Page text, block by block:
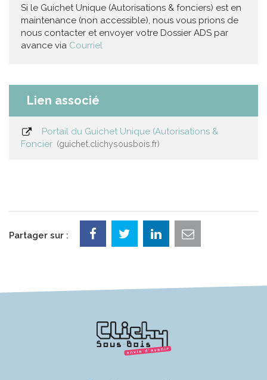
Si le Guichet Unique (Autorisations & fonciers) est en
maintenance (non accessible), nous vous prions de
nous contacter et envoyer votre Dossier ADS par
avance via Courriel
Lien associé
Portail du Guichet Unique (Autorisations &
Foncier
guichet.clichysousbois.fr
Partager sur :